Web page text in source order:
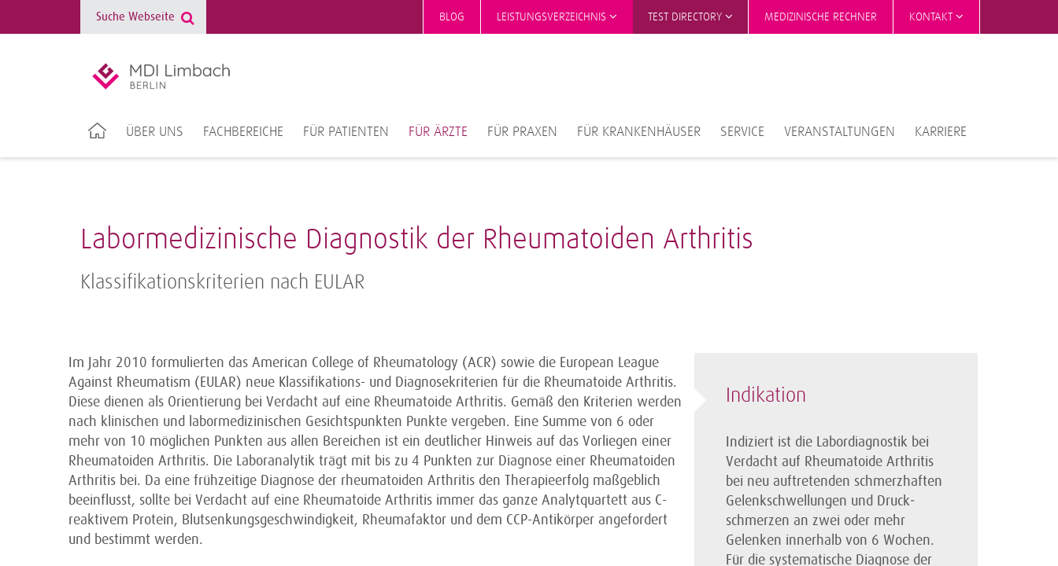
BLOG LEISTUNGSVERZEICHNIS TEST DIRECTORY MEDIZINISCHE RECHNER KONTAKT
ÜBER UNS FACHBEREICHE FÜR PATIENTEN FÜR ÄRZTE FÜR PRAXEN FÜR KRANKENHÄUSER SERVICE VERANSTALTUNGEN KARRIERE
Labormedizinische Diagnostik der Rheumatoiden Arthritis
Klassifikationskriterien nach EULAR
Im Jahr 2010 formulierten das American College of Rheumatology (ACR) sowie die European League
Against Rheumatism (EULAR) neue Klassifikations- und Diagnosekriterien für die Rheumatoide Arthritis.
Diese dienen als Orientierung bei Verdacht auf eine Rheumatoide Arthritis. Gemäß den Kriterien werden
nach klinischen und labormedizinischen Gesichtspunkten Punkte vergeben. Eine Summe von 6 oder
mehr von 10 möglichen Punkten aus allen Bereichen ist ein deutlicher Hinweis auf das Vorliegen einer
Rheuma­toiden Arthritis. Die Laboranalytik trägt mit bis zu 4 Punkten zur Diagnose einer Rheumatoiden
Arthritis bei. Da eine frühzeitige Diagnose der rheumatoiden Arthritis den Therapieerfolg maßgeblich
beeinflusst, sollte bei Verdacht auf eine Rheumatoide Arthritis immer das ganze Analytquartett aus C-
reaktivem Protein, Blutsenkungsgeschwindigkeit, Rheumafaktor und dem CCP-Antikörper angefordert
und bestimmt werden.
Indikation
Indiziert ist die Labordiagnostik bei
Verdacht auf Rheumatoide Arthritis
bei neu auftretenden schmerzhaften
Gelenkschwellungen und Druck­
schmerzen an zwei oder mehr
Gelenken innerhalb von 6 Wochen.
Für die systematische Diagnose der